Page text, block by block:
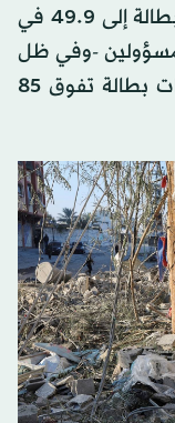
بسيناريو عدم وجود حرب، وارتفاع البطالة إلى 49.9 في
-وفي ظل
غياب أرقام دقيقة- تشير إلى مستويات بطالة تفوق 85